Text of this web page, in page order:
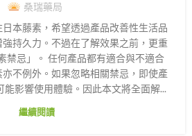
桑瑞藥局
本藤素，希望透過產品改善性生活品
持久力。不過在了解效果之前，更重
禁忌」。 任何產品都有適合與不適合
不例外。如果忽略相關禁忌，即使產
能影響使用體驗。因此本文將全面解...
繼續閱讀